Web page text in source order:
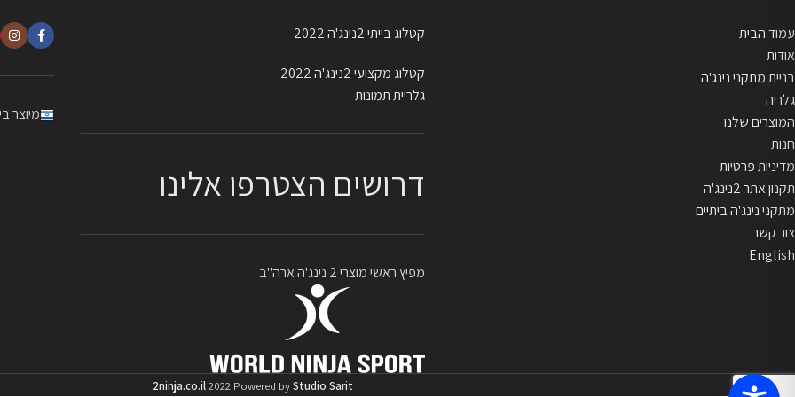
עמוד הבית
אודות
בניית מתקני נינג'ה
גלריה
המוצרים שלנו
חנות
מדיניות פרטיות
תקנון אתר 2נינג'ה
מתקני נינג'ה ביתיים
צור קשר
English
קטלוג בייתי 2נינג'ה 2022
קטלוג מקצועי 2נינג'ה 2022
גלריית תמונות
דרושים הצטרפו אלינו
מפיץ ראשי מוצרי 2 נינג'ה ארה"ב
מיוצר
2ninja.co.il2022 Powered byStudio Sarit